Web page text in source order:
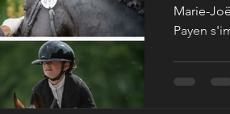
Marie-
Payen